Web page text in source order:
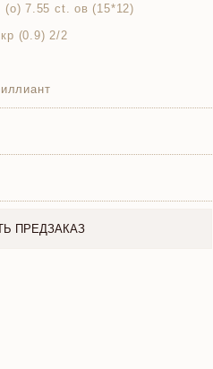
7.55 ct. ов (15*12)
(0.9) 2/2
ПРЕДЗАКАЗ